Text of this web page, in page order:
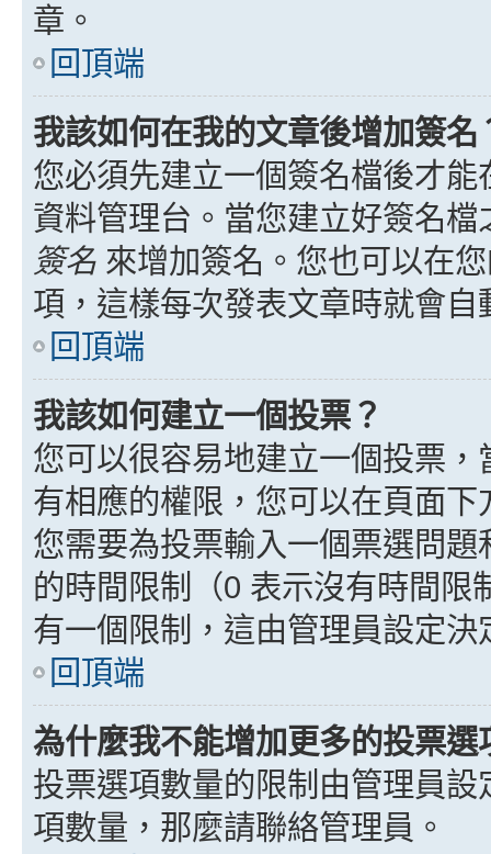
章。
回頂端
我該如何在我的文章後增加簽名
您必須先建立一個簽名檔後才
資料管理台。當您建立好簽名
簽名 來增加簽名。您也可以在
項，這樣每次發表文章時就會自
回頂端
我該如何建立一個投票？
您可以很容易地建立一個投票
有相應的權限，您可以在頁面
您需要為投票輸入一個票選問
的時間限制（0 表示沒有時間限
有一個限制，這由管理員設定決
回頂端
為什麼我不能增加更多的投票選
投票選項數量的限制由管理員
項數量，那麼請聯絡管理員。